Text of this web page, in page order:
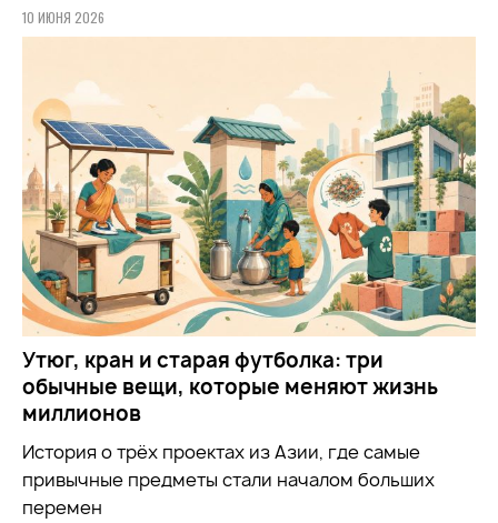
10 ИЮНЯ 2026
Утюг, кран и старая футболка: три
обычные вещи, которые меняют жизнь
миллионов
История о трёх проектах из Азии, где самые
привычные предметы стали началом больших
перемен